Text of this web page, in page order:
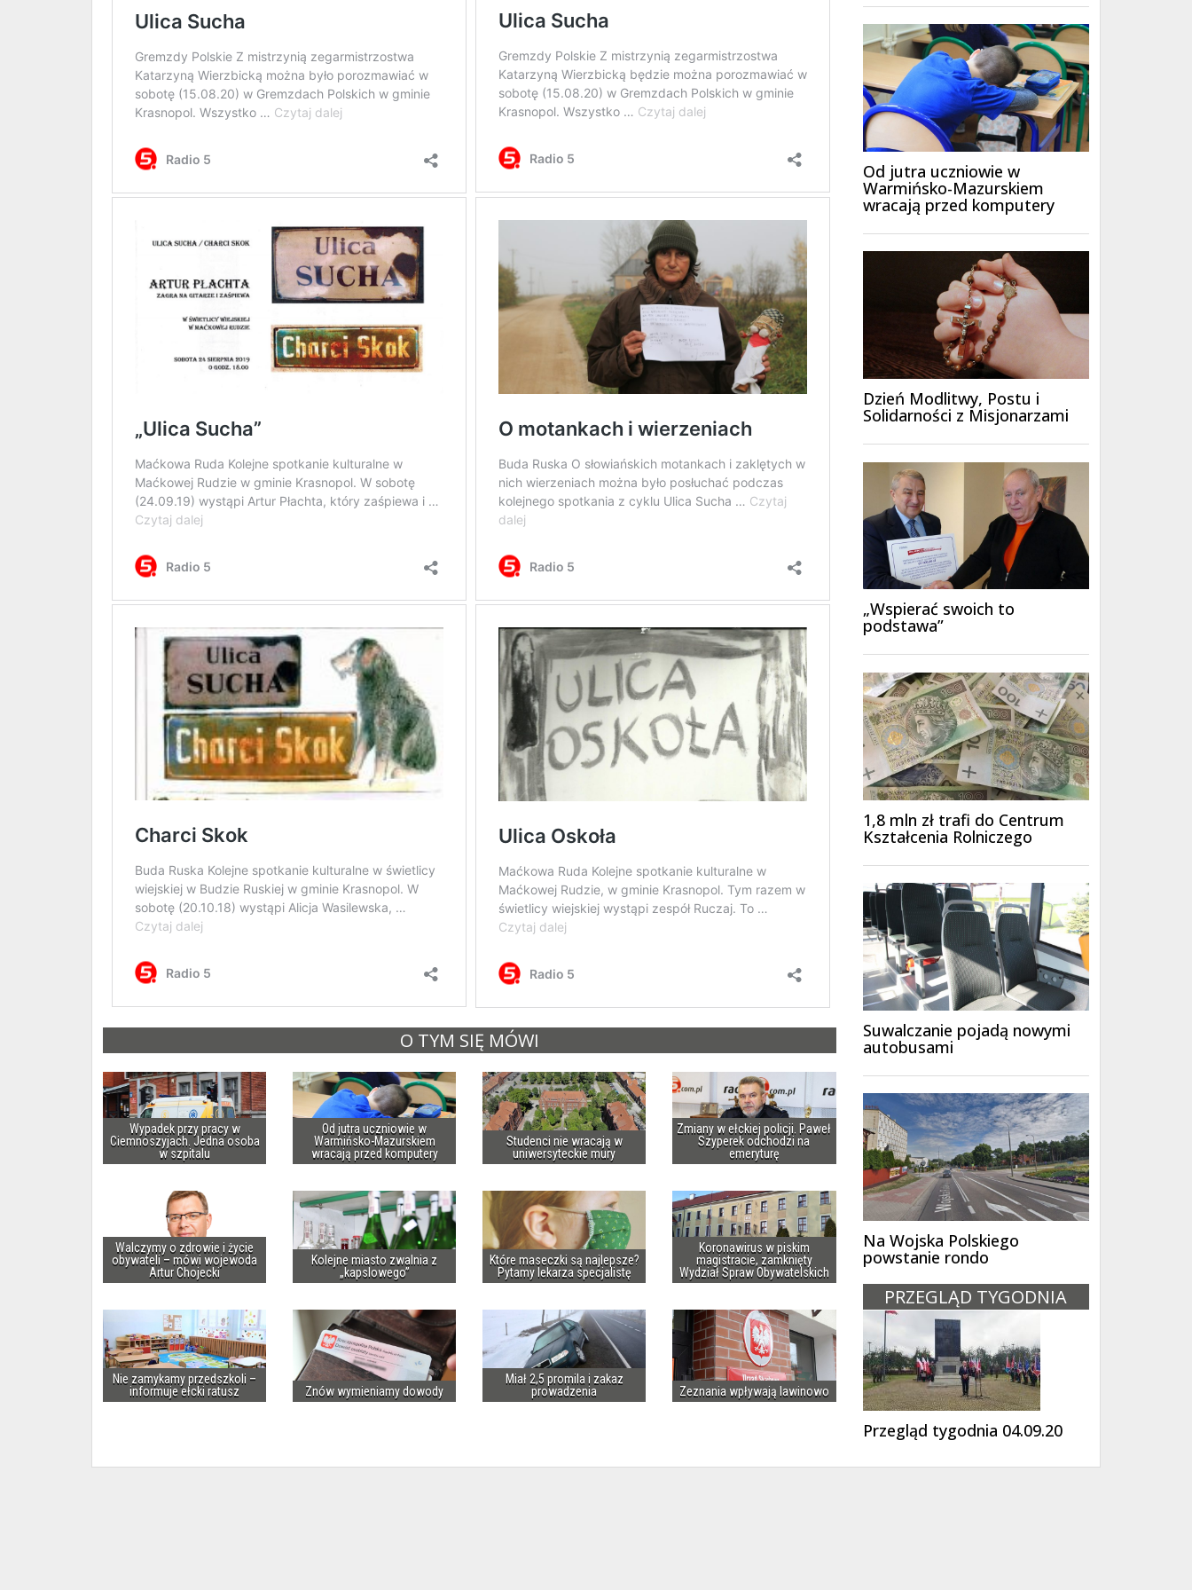
O TYM SIĘ MÓWI
Wypadek przy pracy w
Ciemnoszyjach. Jedna osoba
w szpitalu
Od jutra uczniowie w
Warmińsko-Mazurskiem
wracają przed komputery
Studenci nie wracają w
uniwersyteckie mury
Zmiany w ełckiej policji. Paweł
Szyperek odchodzi na
emeryturę
Walczymy o zdrowie i życie
obywateli – mówi wojewoda
Artur Chojecki
Kolejne miasto zwalnia z
„kapslowego”
Które maseczki są najlepsze?
Pytamy lekarza specjalistę
Koronawirus w piskim
magistracie, zamknięty
Wydział Spraw Obywatelskich
Nie zamykamy przedszkoli –
informuje ełcki ratusz
Znów wymieniamy dowody
Miał 2,5 promila i zakaz
prowadzenia
Zeznania wpływają lawinowo
Od jutra uczniowie w
Warmińsko-Mazurskiem
wracają przed komputery
Dzień Modlitwy, Postu i
Solidarności z Misjonarzami
„Wspierać swoich to
podstawa”
1,8 mln zł trafi do Centrum
Kształcenia Rolniczego
Suwalczanie pojadą nowymi
autobusami
Na Wojska Polskiego
powstanie rondo
PRZEGLĄD TYGODNIA
Przegląd tygodnia 04.09.20